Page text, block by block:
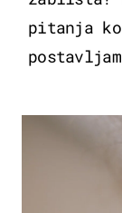
pitanja
MODA &